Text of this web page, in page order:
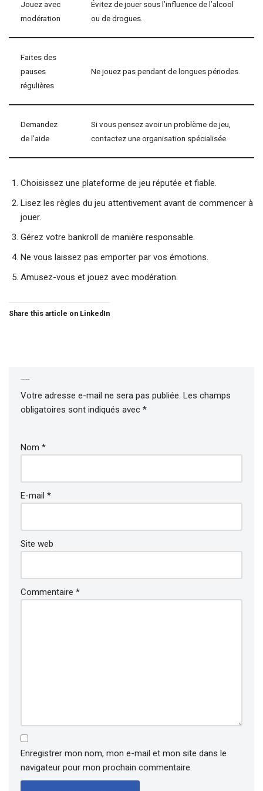
Jouez avec
modération
Évitez de jouer sous l’influence de l’alcool
ou de drogues.
Faites des
pauses
régulières
Ne jouez pas pendant de longues périodes.
Demandez
de l’aide
Si vous pensez avoir un problème de jeu,
contactez une organisation spécialisée.
Choisissez une plateforme de jeu réputée et fiable.
Lisez les règles du jeu attentivement avant de commencer à
jouer.
Gérez votre bankroll de manière responsable.
Ne vous laissez pas emporter par vos émotions.
Amusez-vous et jouez avec modération.
Share this article on LinkedIn
Votre adresse e-mail ne sera pas publiée. Les champs
obligatoires sont indiqués avec *
Nom *
E-mail *
Site web
Commentaire *
Enregistrer mon nom, mon e-mail et mon site dans le
navigateur pour mon prochain commentaire.